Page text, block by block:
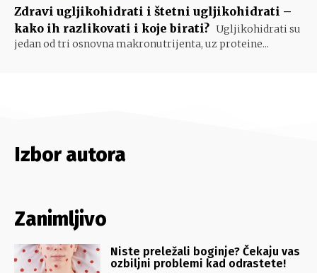
Zdravi ugljikohidrati i štetni ugljikohidrati –
kako ih razlikovati i koje birati? Ugljikohidrati su
jedan od tri osnovna makronutrijenta, uz proteine...
Izbor autora
Zanimljivo
Niste preležali boginje? Čekaju vas
ozbiljni problemi kad odrastete!